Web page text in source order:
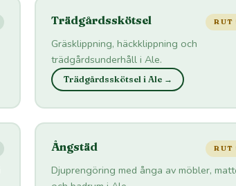
Trädgårdsskötsel RUT
Gräsklippning, häckklippning och
trädgårdsunderhåll i Ale.
Trädgårdsskötsel i Ale →
Ångstäd RUT
Djuprengöring med ånga av möbler,